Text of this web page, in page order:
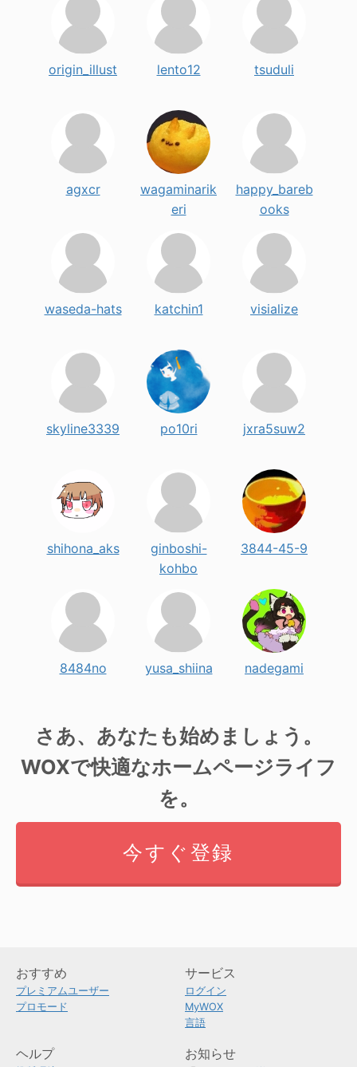
origin_illust lento12 tsuduli
agxcr
wagaminarik
eri
happy_bareb
ooks
waseda-hats katchin1 visialize
skyline3339 po10ri jxra5suw2
shihona_aks
ginboshi-
kohbo
3844-45-9
8484no yusa_shiina nadegami
さあ、あなたも始めましょう。
WOXで快適なホームページライフ
を。
今すぐ登録
おすすめ
プレミアムユーザー
プロモード
サービス
ログイン
MyWOX
言語
ヘルプ お知らせ